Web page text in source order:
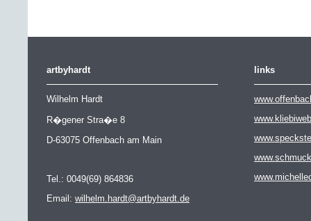
artbyhardt
Wilhelm Hardt
R�gener Stra�e 8
D-63075 Offenbach am Main
Tel.: 0049(69) 864836
Email: wilhelm.hardt@artbyhardt.de
links